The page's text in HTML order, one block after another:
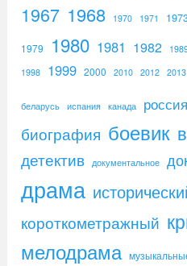
1967 1968 1970 1971
1979 1980 1981 1982
1998
1999 2000 2010 2012 2013
беларусь испания канада россия
биография боевик
детектив документальное
драма
короткометражный
мелодрама